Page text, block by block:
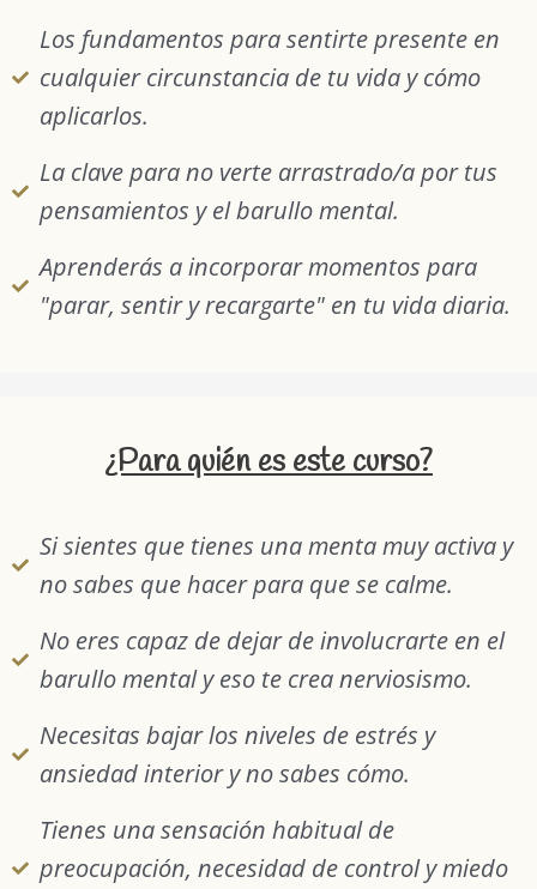
Los fundamentos para sentirte presente en
cualquier circunstancia de tu vida y cómo
aplicarlos.
La clave para no verte arrastrado/a por tus
pensamientos y el barullo mental.
Aprenderás a incorporar momentos para
"parar, sentir y recargarte" en tu vida diaria.
¿Para quién es este curso?
Si sientes que tienes una menta muy activa y
no sabes que hacer para que se calme.
No eres capaz de dejar de involucrarte en el
barullo mental y eso te crea nerviosismo.
Necesitas bajar los niveles de estrés y
ansiedad interior y no sabes cómo.
Tienes una sensación habitual de
preocupación, necesidad de control y miedo